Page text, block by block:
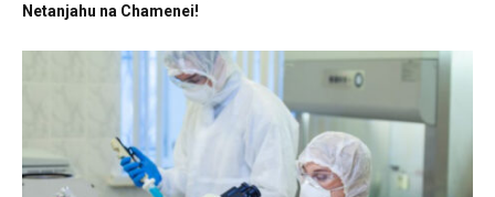
Netanjahu na Chamenei!